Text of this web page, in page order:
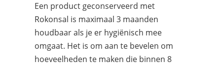
Een product geconserveerd met
Rokonsal is maximaal 3 maanden
houdbaar als je er hygiënisch mee
omgaat. Het is om aan te bevelen om
hoeveelheden te maken die binnen 8